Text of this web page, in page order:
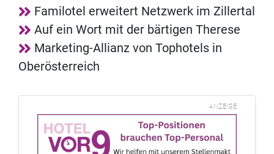
Familotel erweitert Netzwerk im Zillertal
Auf ein Wort mit der bärtigen Therese
Marketing-Allianz von Tophotels in
Oberösterreich
ANZEIGE